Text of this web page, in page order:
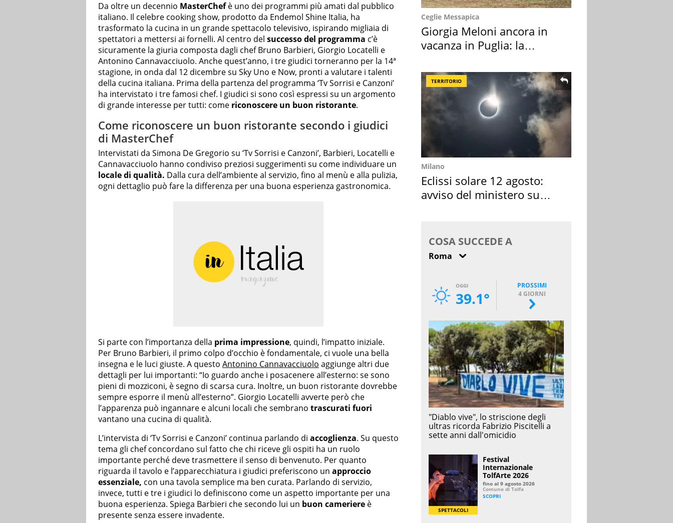
Da oltre un decennio MasterChefè uno dei programmi più amati dal pubblico
italiano. Il celebre cooking show, prodotto da Endemol Shine Italia, ha
trasformato la cucina in un grande spettacolo televisivo, ispirando migliaia di
spettatori a mettersi ai fornelli. Al centro del successo del programma c’è
sicuramente la giuria composta dagli chef Bruno Barbieri, Giorgio Locatelli e
Antonino Cannavacciuolo. Anche quest’anno, i tre giudici torneranno per la 14ª
stagione, in onda dal 12 dicembre su Sky Uno e Now, pronti a valutare i talenti
della cucina italiana. Prima della partenza del programma ‘Tv Sorrisi e Canzoni’
ha intervistato i tre famosi chef. I giudici si sono così espressi su un argomento
di grande interesse per tutti: come riconoscere un buon ristorante.
Come riconoscere un buon ristorante secondo i giudici
di MasterChef
Intervistati da Simona De Gregorio su ‘Tv Sorrisi e Canzoni’, Barbieri, Locatelli e
Cannavacciuolo hanno condiviso preziosi suggerimenti su come individuare un
locale di qualità. Dalla cura dell’ambiente al servizio, fino al menù e alla pulizia,
ogni dettaglio può fare la differenza per una buona esperienza gastronomica.
Si parte con l’importanza della prima impressione, quindi, l’impatto iniziale.
Per Bruno Barbieri, il primo colpo d’occhio è fondamentale, ci vuole una bella
insegna e le luci giuste. A questo Antonino Cannavacciuolo aggiunge altri due
dettagli per lui importanti: “Io guardo anche i posacenere all’esterno: se sono
pieni di mozziconi, è segno di scarsa cura. Inoltre, un buon ristorante dovrebbe
sempre esporre il menù all’esterno”. Giorgio Locatelli avverte però che
l’apparenza può ingannare e alcuni locali che sembrano trascurati fuori
vantano una cucina di qualità.
L’intervista di ‘Tv Sorrisi e Canzoni’ continua parlando di accoglienza. Su questo
tema gli chef concordano sul fatto che chi riceve gli ospiti ha un ruolo
importante perché deve trasmettere il senso di benvenuto. Per quanto
riguarda il tavolo e l’apparecchiatura i giudici preferiscono un approccio
essenziale, con una tavola semplice ma ben curata. Parlando di servizio,
invece, tutti e tre i giudici lo definiscono come un aspetto importante per una
buona esperienza. Spiega Barbieri che secondo lui un buon cameriere è
presente senza essere invadente.
Ceglie Messapica
Giorgia Meloni ancora in
vacanza in Puglia: la
TERRITORIO
Milano
Eclissi solare 12 agosto:
avviso del ministero su